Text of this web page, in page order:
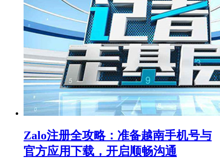
Zalo注册全攻略：准备越南手机号与
官方应用下载，开启顺畅沟通